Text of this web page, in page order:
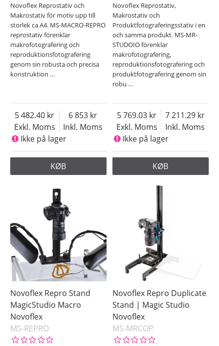
Novoflex Reprostativ och
Makrostativ för motiv upp till
storlek ca A4. MS-MACRO-REPRO
reprostativ förenklar
makrofotografering och
reproduktionsfotografering
genom sin robusta och precisa
konstruktion …
Exkl. Moms
5 482.40
Inkl. Moms
6 853
Ikke på lager
KØB
Novoflex Reprostativ,
Makrostativ och
Produktfotograferingsstativ i en
och samma produkt. MS-MR-
STUDOIO förenklar
makrofotografering,
reproduktionsfotografering och
produktfotografering genom sin
robu …
Exkl. Moms
5 769.03
Inkl. Moms
7 211.29
Ikke på lager
KØB
Novoflex Repro Stand
MagicStudio Macro
Novoflex
MS-REPRO
Novoflex Repro Duplicate
Stand | Magic Studio
Novoflex
MS-MRCOP